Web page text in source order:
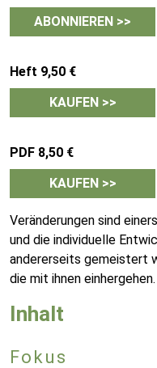
ABONNIEREN >>
Heft 9,50 €
KAUFEN >>
PDF 8,50 €
KAUFEN >>
Veränderungen sind
und die individuelle
andererseits gemeistert
die mit ihnen einhergehen.
Inhalt
Fokus